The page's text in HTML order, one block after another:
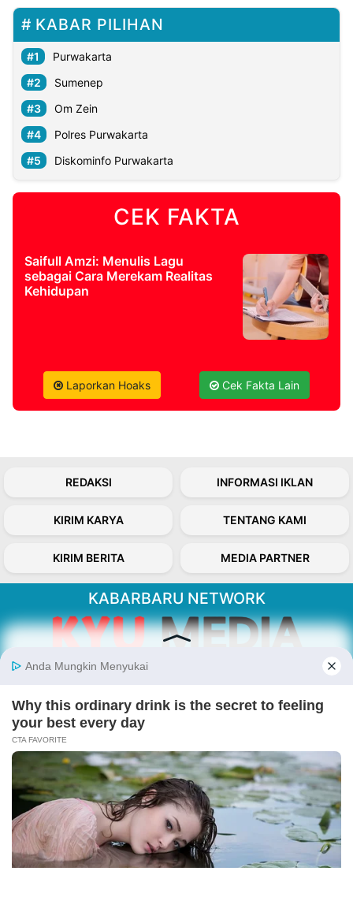
Follow
Kabarbaru
2026
KABAR PILIHAN
Purwakarta
Sumenep
Om Zein
Polres Purwakarta
Diskominfo Purwakarta
CEK FAKTA
Saifull Amzi: Menulis Lagu
sebagai Cara Merekam Realitas
Kehidupan
Laporkan Hoaks Cek Fakta Lain
REDAKSI INFORMASI IKLAN
KIRIM KARYA TENTANG KAMI
KIRIM BERITA MEDIA PARTNER
KABARBARU NETWORK
Kabarbaru.co menyajikan berita aktual dan
inspiratif dari sudut pandang berbaik sangka
Follow Kabarbaru